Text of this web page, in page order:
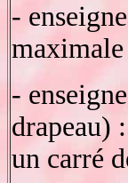
-
-
drapeau)
un carré